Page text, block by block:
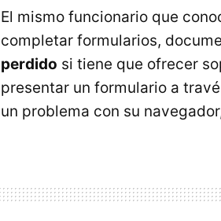
El mismo funcionario que
completar formularios,
perdido si tiene que ofrecer
presentar un formulario a
un problema con su